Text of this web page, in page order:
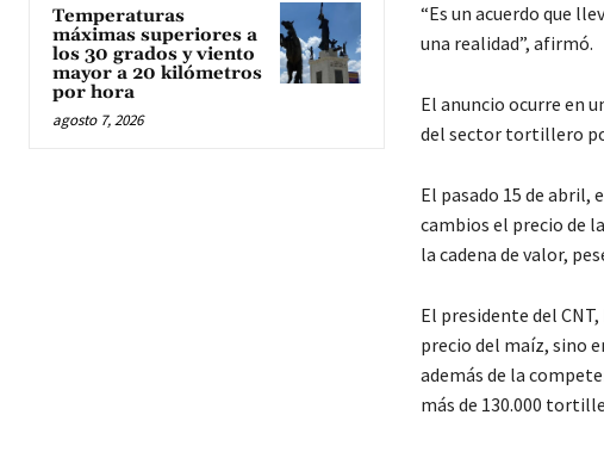
Temperaturas
máximas superiores a
los 30 grados y viento
mayor a 20 kilómetros
por hora
agosto 7, 2026
“Es un acuerdo que
una realidad”, afirmó.
El anuncio ocurre en
del sector tortillero
El pasado 15 de
cambios el precio de
la cadena de valor,
El presidente del
precio del maíz, sino
además de la
más de 130.000